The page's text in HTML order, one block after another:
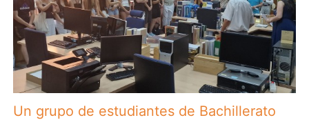
Un grupo de estudiantes de Bachillerato